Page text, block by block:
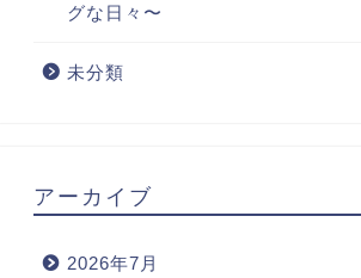
グな日々〜
未分類
アーカイブ
2026年7月